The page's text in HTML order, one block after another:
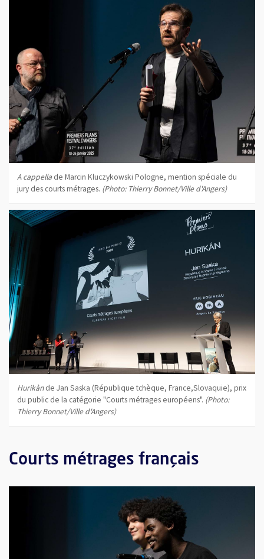
A cappellade Marcin Kluczykowski Pologne, mention spéciale du
jury des courts métrages. (Photo: Thierry Bonnet/Ville d'Angers)
Hurikànde Jan Saska (République tchèque, France,Slovaquie), prix
du public de la catégorie "Courts métrages européens". (Photo:
Thierry Bonnet/Ville d'Angers)
Courts métrages français